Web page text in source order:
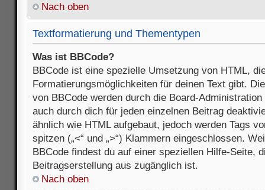
Nach oben
Textformatierung und Thementypen
Was ist BBCode?
BBCode ist eine spezielle Umsetzung von HTML,
Formatierungsmöglichkeiten für deinen Text gibt.
von BBCode werden durch die Board-
auch durch dich für jeden einzelnen Beitrag
ähnlich wie HTML aufgebaut, jedoch werden Tags
spitzen („<“ und „>“) Klammern eingeschlossen.
BBCode findest du auf einer speziellen Hilfe-Seite,
Beitragserstellung aus zugänglich ist.
Nach oben